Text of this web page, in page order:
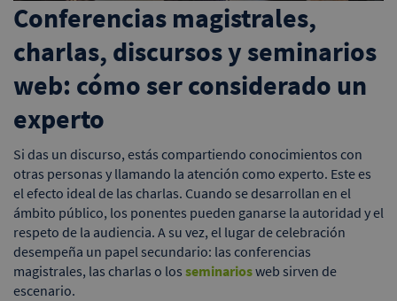
Conferencias magistrales,
charlas, discursos y seminarios
web: cómo ser considerado un
experto
Si das un discurso, estás compartiendo conocimientos con
otras personas y llamando la atención como experto. Este es
el efecto ideal de las charlas. Cuando se desarrollan en el
ámbito público, los ponentes pueden ganarse la autoridad y el
respeto de la audiencia. A su vez, el lugar de celebración
desempeña un papel secundario: las conferencias
magistrales, las charlas o los seminariosweb sirven de
escenario.